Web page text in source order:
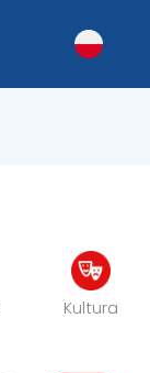
Kultura